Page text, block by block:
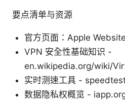
要点清单与资源
官方页面：Apple
VPN 安全性基础知识 -
en.wikipedia.org/wiki/
实时测速工具 -
数据隐私权概览 -